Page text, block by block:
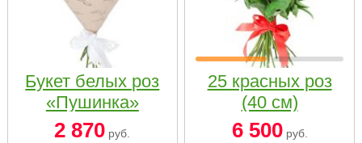
Букет белых роз
«Пушинка»
2 870 руб.
25 красных роз
(40 см)
6 500руб.